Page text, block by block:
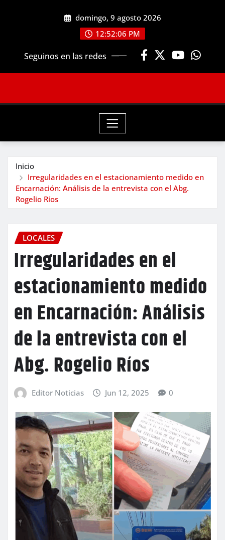
domingo, 9 agosto 2026
12:52:08 PM
Seguinos en las redes
Inicio
Irregularidades en el estacionamiento medido en
Encarnación: Análisis de la entrevista con el Abg.
Rogelio Ríos
LOCALES
Irregularidades en el
estacionamiento medido
en Encarnación: Análisis
de la entrevista con el
Abg. Rogelio Ríos
Editor Noticias Jun 12, 2025 0